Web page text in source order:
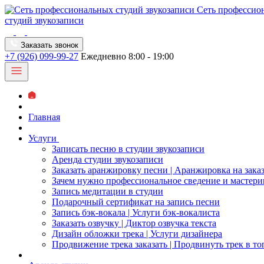
Сеть
студий звукозаписи
Заказать звонок
+7 (926) 099-99-27 Ежедневно 8:00 - 19:00
Главная
Услуги
Записать песню в студии звукозаписи
Аренда студии звукозаписи
Заказать аранжировку песни | Аранжировка на заказ
Зачем нужно профессиональное сведение и
Запись медитации в студии
Подарочный сертификат на запись песни
Запись бэк-вокала | Услуги бэк-вокалиста
Заказать озвучку | Диктор озвучка текста
Дизайн обложки трека | Услуги дизайнера
Продвижение трека заказать | Продвинуть трек в